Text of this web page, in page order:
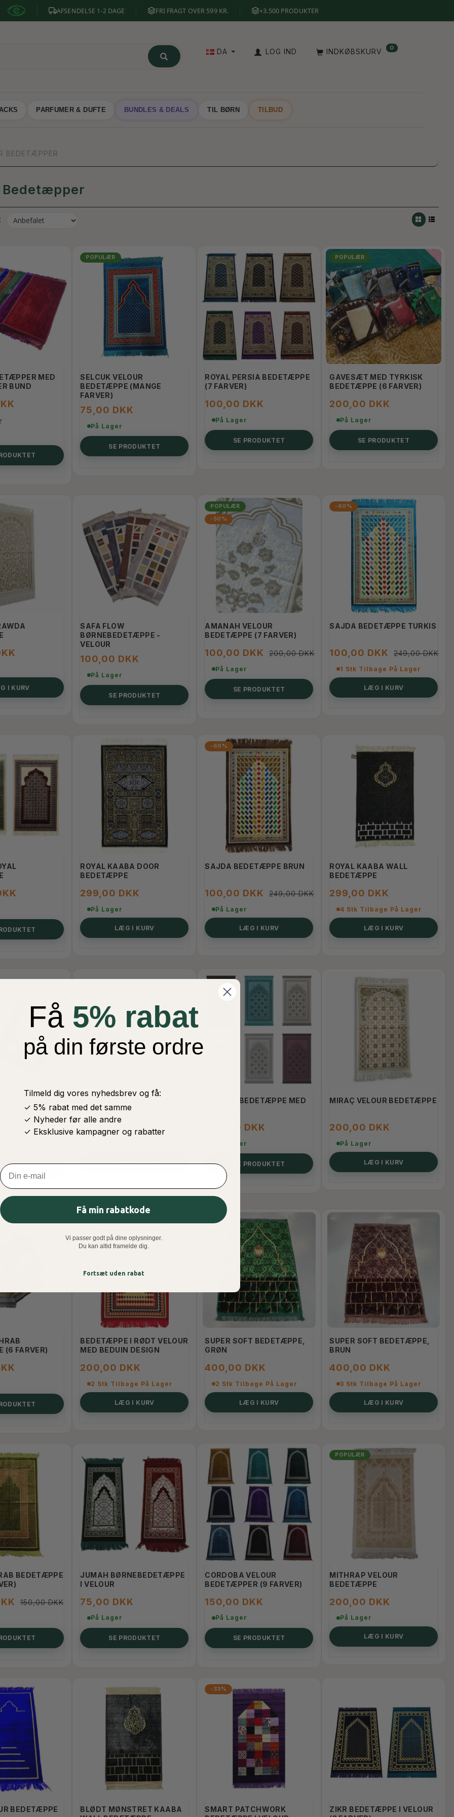
AFSENDELSE 1-2 DAGE FRI FRAGT OVER 599 KR. +3.500 PRODUKTER
DA LOG IND INDKØBSKURV 0
PARFUMER & DUFTE BUNDLES & DEALS TIL BØRN TILBUD
BEDETÆPPER
BEDETÆPPE (7
150,00 DKK
-50%
PLAIN VELOUR BEDETÆPPER
100,00 DKK 200,00 DKK
GLIMMER
200,00
SE PRODUKTET
Bedetæpper
MED
BUND
POPULÆR
SELCUK VELOUR
BEDETÆPPE (MANGE
FARVER)
75,00 DKK
På Lager
SE PRODUKTET
ROYAL PERSIA BEDETÆPPE
(7 FARVER)
100,00 DKK
På Lager
SE PRODUKTET
POPULÆR
GAVESÆT MED TYRKISK
BEDETÆPPE (6 FARVER)
200,00 DKK
På Lager
SE PRODUKTET
I KURV
SAFA FLOW
BØRNEBEDETÆPPE -
VELOUR
100,00 DKK
På Lager
SE PRODUKTET
POPULÆR
-50%
AMANAH VELOUR
BEDETÆPPE (7 FARVER)
100,00 DKK 200,00 DKK
På Lager
SE PRODUKTET
-60%
SAJDA BEDETÆPPE TURKIS
100,00 DKK 249,00 DKK
1 Stk Tilbage På Lager
LÆG I KURV
ROYAL KAABA DOOR
BEDETÆPPE
299,00 DKK
På Lager
LÆG I KURV
-60%
SAJDA BEDETÆPPE BRUN
100,00 DKK 249,00 DKK
På Lager
LÆG I KURV
ROYAL KAABA WALL
BEDETÆPPE
299,00 DKK
4 Stk Tilbage På Lager
LÆG I KURV
-
SULTAN BLØDE
BEDETÆPPER
SE PRODUKTET
SAJDAH BEDETÆPPE MED
200,00 DKK
På Lager
SE PRODUKTET
MIRAÇ VELOUR BEDETÆPPE
200,00 DKK
På Lager
LÆG I KURV
(6 FARVER)
BEDETÆPPE I RØDT VELOUR
MED BEDUIN DESIGN
200,00 DKK
2 Stk Tilbage På Lager
LÆG I KURV
SUPER SOFT BEDETÆPPE,
GRØN
400,00 DKK
2 Stk Tilbage På Lager
LÆG I KURV
SUPER SOFT BEDETÆPPE,
BRUN
400,00 DKK
3 Stk Tilbage På Lager
LÆG I KURV
BEDETÆPPE
150,00 DKK
JUMAH BØRNEBEDETÆPPE
I VELOUR
75,00 DKK
På Lager
SE PRODUKTET
CORDOBA VELOUR
BEDETÆPPER (9 FARVER)
150,00 DKK
På Lager
SE PRODUKTET
POPULÆR
MITHRAP VELOUR
BEDETÆPPE
200,00 DKK
På Lager
LÆG I KURV
BEDETÆPPE
BLØDT MØNSTRET KAABA
-33%
SMART PATCHWORK
ZIKR BEDETÆPPE I VELOUR
Få 5% rabat
på din første ordre
Tilmeld dig vores nyhedsbrev og få:
✓ 5% rabat med det samme
✓ Nyheder før alle andre
✓ Eksklusive kampagner og rabatter
Email
Få min rabatkode
Vi passer godt på dine oplysninger.
Du kan altid framelde dig.
Fortsæt uden rabat